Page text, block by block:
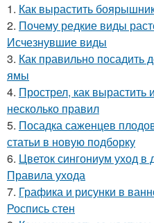
1. Как вырастить
2. Почему редкие виды
Исчезнувшие виды
3. Как правильно посадить
ямы
4. Прострел, как вырастить
несколько правил
5. Посадка саженцев
статьи в новую подборку
6. Цветок сингониум уход
Правила ухода
7. Графика и рисунки в
Роспись стен